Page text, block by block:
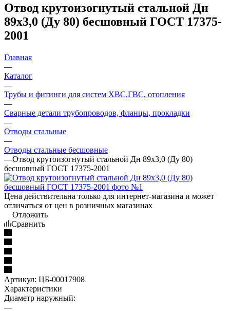
Отвод крутоизогнутый стальной Дн
89х3,0 (Ду 80) бесшовный ГОСТ 17375-
2001
Главная
—
Каталог
—
Трубы и фитинги для систем ХВС,ГВС, отопления
—
Сварные детали трубопроводов, фланцы, прокладки
—
Отводы стальные
—
Отводы стальные бесшовные
—Отвод крутоизогнутый стальной Дн 89х3,0 (Ду 80)
бесшовный ГОСТ 17375-2001
Цена действительна только для интернет-магазина и может
отличаться от цен в розничных магазинах
Отложить
Сравнить
Артикул: ЦБ-00017908
Характеристики
Диаметр наружный:
—